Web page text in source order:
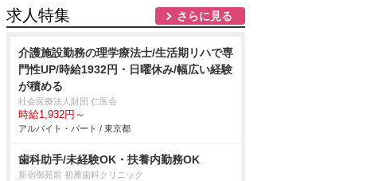
求人特集 さらに見る
介護施設勤務の理学療法士/生活期リハで専
門性UP/時給1932円・日曜休み/幅広い経験
が積める
社会医療法人財団 仁医会
時給1,932円～
アルバイト・パート / 東京都
歯科助手/未経験OK・扶養内勤務OK
新宿御苑前 初雁歯科クリニック